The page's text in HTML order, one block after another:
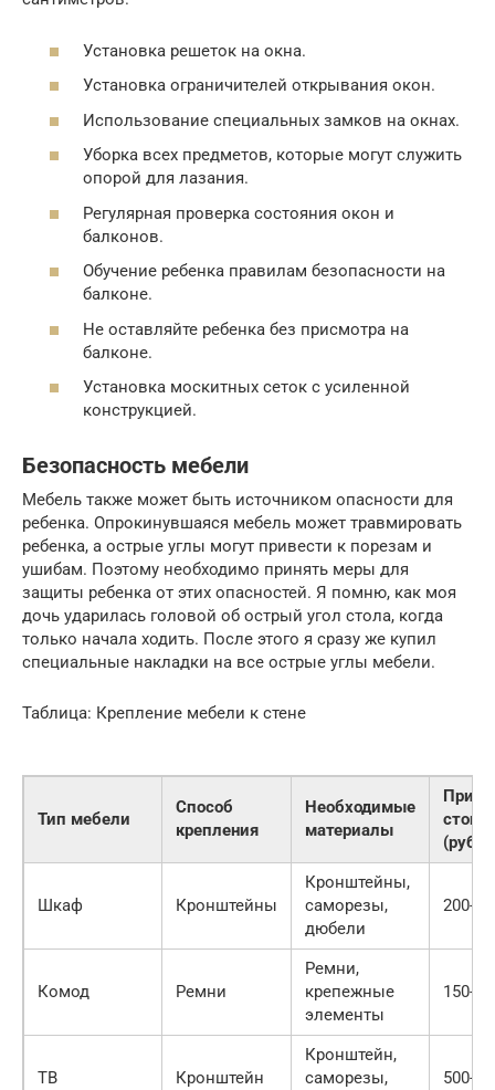
Установка решеток на окна.
Установка ограничителей открывания окон.
Использование специальных замков на окнах.
Уборка всех предметов, которые могут служить
опорой для лазания.
Регулярная проверка состояния окон и
балконов.
Обучение ребенка правилам безопасности на
балконе.
Не оставляйте ребенка без присмотра на
балконе.
Установка москитных сеток с усиленной
конструкцией.
Безопасность мебели
Мебель также может быть источником опасности для
ребенка. Опрокинувшаяся мебель может травмировать
ребенка, а острые углы могут привести к порезам и
ушибам. Поэтому необходимо принять меры для
защиты ребенка от этих опасностей. Я помню, как моя
дочь ударилась головой об острый угол стола, когда
только начала ходить. После этого я сразу же купил
специальные накладки на все острые углы мебели.
Таблица: Крепление мебели к стене
Тип мебели
Способ
крепления
Необходимые
материалы
(руб.)
Шкаф Кронштейны
Кронштейны,
саморезы,
дюбели
200-
Комод Ремни
Ремни,
крепежные
элементы
150-
ТВ Кронштейн
Кронштейн,
саморезы,
500-